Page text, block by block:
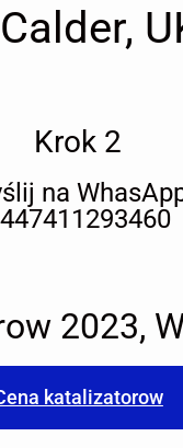
Krok 2
na
2023,
katalizatorow